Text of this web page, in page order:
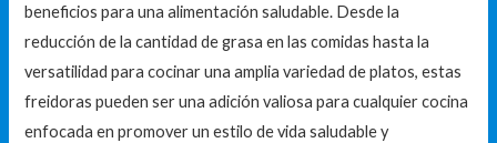
beneficios para una alimentación saludable. Desde la
reducción de la cantidad de grasa en las comidas hasta la
versatilidad para cocinar una amplia variedad de platos, estas
freidoras pueden ser una adición valiosa para cualquier cocina
enfocada en promover un estilo de vida saludable y